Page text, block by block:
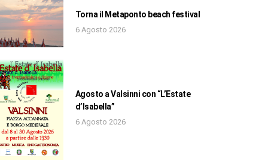
Torna il Metaponto beach festival
6 Agosto 2026
Agosto a Valsinni con “L’Estate
d’Isabella”
6 Agosto 2026